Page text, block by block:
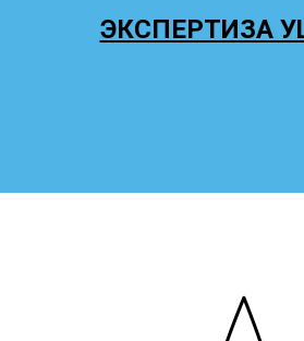
ЭКСПЕРТИЗА